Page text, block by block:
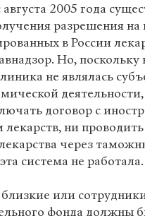
2005 года
разрешения на
в России
Но, поскольку
не являлась
договор с
ни проводить
через
система не работала.
или
фонда должны